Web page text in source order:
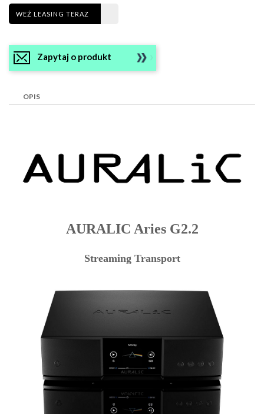
WEŹ LEASING TERAZ
Zapytaj o produkt
OPIS
AURALIC Aries G2.2
Streaming Transport